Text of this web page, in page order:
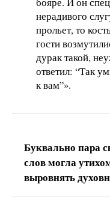
нерадивого
прольет, то
гости
дурак такой,
ответил: “Так
к вам”».
Буквально пара
слов могла
выровнять